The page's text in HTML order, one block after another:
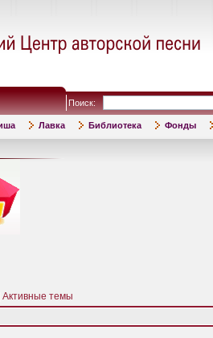
Поиск:
Лавка Библиотека Фонды
Активные темы